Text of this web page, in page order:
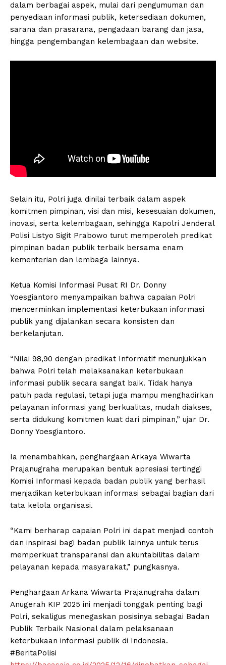
dalam berbagai aspek, mulai dari pengumuman dan
penyediaan informasi publik, ketersediaan dokumen,
sarana dan prasarana, pengadaan barang dan jasa,
hingga pengembangan kelembagaan dan website.
Selain itu, Polri juga dinilai terbaik dalam aspek
komitmen pimpinan, visi dan misi, kesesuaian dokumen,
inovasi, serta kelembagaan, sehingga Kapolri Jenderal
Polisi Listyo Sigit Prabowo turut memperoleh predikat
pimpinan badan publik terbaik bersama enam
kementerian dan lembaga lainnya.
Ketua Komisi Informasi Pusat RI Dr. Donny
Yoesgiantoro menyampaikan bahwa capaian Polri
mencerminkan implementasi keterbukaan informasi
publik yang dijalankan secara konsisten dan
berkelanjutan.
“Nilai 98,90 dengan predikat Informatif menunjukkan
bahwa Polri telah melaksanakan keterbukaan
informasi publik secara sangat baik. Tidak hanya
patuh pada regulasi, tetapi juga mampu menghadirkan
pelayanan informasi yang berkualitas, mudah diakses,
serta didukung komitmen kuat dari pimpinan,” ujar Dr.
Donny Yoesgiantoro.
Ia menambahkan, penghargaan Arkaya Wiwarta
Prajanugraha merupakan bentuk apresiasi tertinggi
Komisi Informasi kepada badan publik yang berhasil
menjadikan keterbukaan informasi sebagai bagian dari
tata kelola organisasi.
“Kami berharap capaian Polri ini dapat menjadi contoh
dan inspirasi bagi badan publik lainnya untuk terus
memperkuat transparansi dan akuntabilitas dalam
pelayanan kepada masyarakat,” pungkasnya.
Penghargaan Arkana Wiwarta Prajanugraha dalam
Anugerah KIP 2025 ini menjadi tonggak penting bagi
Polri, sekaligus menegaskan posisinya sebagai Badan
Publik Terbaik Nasional dalam pelaksanaan
keterbukaan informasi publik di Indonesia.
#BeritaPolisi